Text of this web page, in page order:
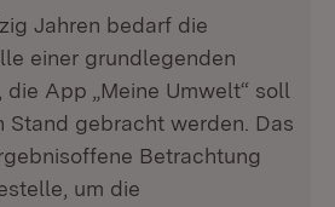
Jahren bedarf die
einer grundlegenden
die App „Meine Umwelt“ soll
Stand gebracht werden. Das
Betrachtung
um die